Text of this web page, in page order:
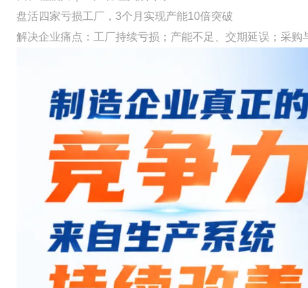
盘活四家亏损工厂，3个月实现产能10倍突破
解决企业痛点：工厂持续亏损；产能不足、交期延误；采